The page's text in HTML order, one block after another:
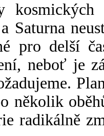
Saturna
pro delší
neboť je
několik
radikálně